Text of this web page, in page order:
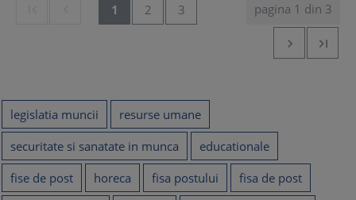
1 2 3 pagina 1 din 3


legislatia muncii
resurse umane
securitate si sanatate in munca
educationale
fise de post
horeca fisa postului
fisa de post